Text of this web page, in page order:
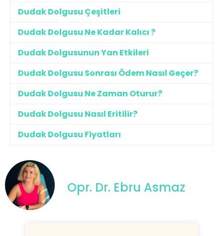
Dudak Dolgusu Çeşitleri
Dudak Dolgusu Ne Kadar Kalıcı ?
Dudak Dolgusunun Yan Etkileri
Dudak Dolgusu Sonrası Ödem Nasıl Geçer?
Dudak Dolgusu Ne Zaman Oturur?
Dudak Dolgusu Nasıl Eritilir?
Dudak Dolgusu Fiyatları
Opr. Dr. Ebru Asmaz